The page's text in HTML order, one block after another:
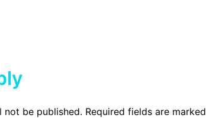
not be published. Required fields are marked